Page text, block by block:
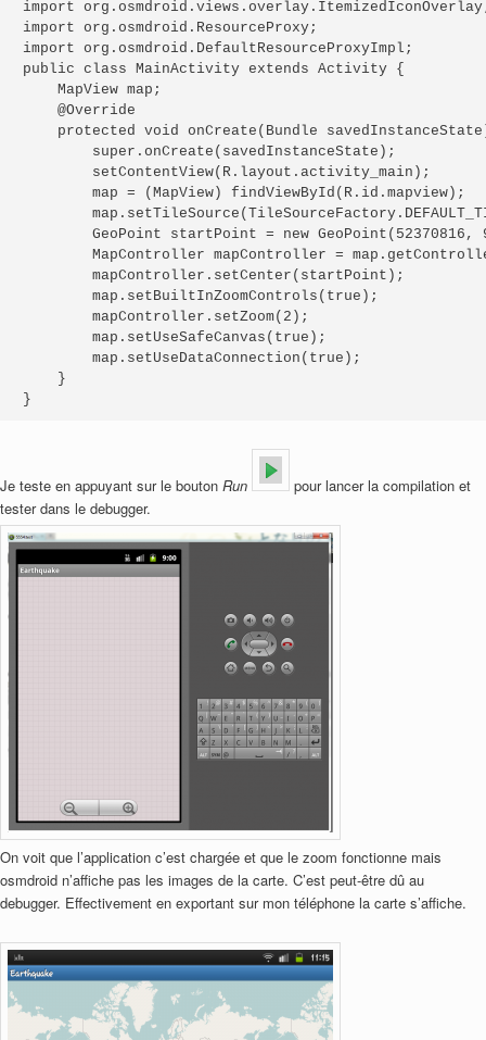
import
import org.osmdroid.ResourceProxy;
import org.osmdroid.DefaultResourceProxyImpl;
public class MainActivity extends Activity {
MapView map;
@Override
protected void onCreate(Bundle
super.onCreate(savedInstanceState);
setContentView(R.layout.activity_main);
map = (MapView) findViewById(R.id.mapview);
GeoPoint startPoint = new GeoPoint(52370816,
MapController mapController =
mapController.setCenter(startPoint);
map.setBuiltInZoomControls(true);
mapController.setZoom(2);
map.setUseSafeCanvas(true);
map.setUseDataConnection(true);
    }
}
Je teste en appuyant sur le bouton Run
pour lancer la compilation et
tester dans le debugger.
On voit que l’application c’est chargée et que le zoom fonctionne mais
osmdroid n’affiche pas les images de la carte. C’est peut-être dû au
debugger. Effectivement en exportant sur mon téléphone la carte s’affiche.